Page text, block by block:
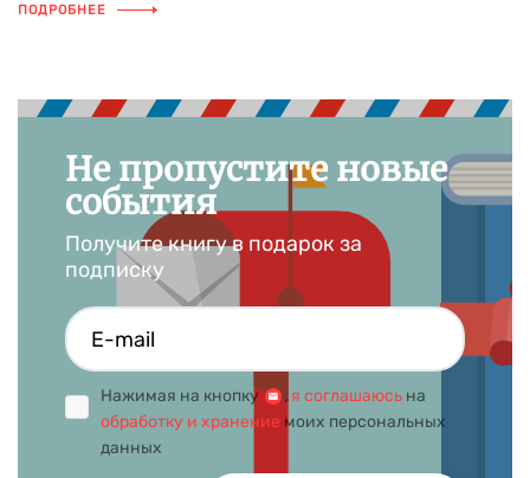
ПОДРОБНЕЕ
Не пропустите новые
события
Получите книгу в подарок за
подписку
Нажимая на кнопку , я соглашаюсь на
обработку и хранение моих персональных
данных